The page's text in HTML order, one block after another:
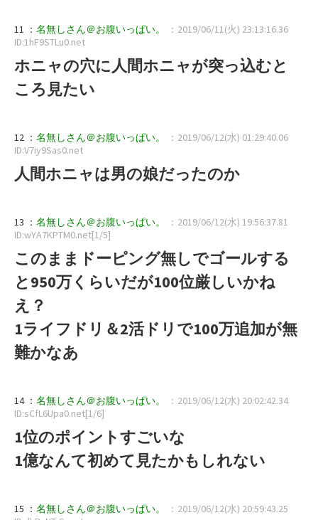
11 ： 名無しさん＠お腹いっぱい。
：2019/06/11(火) 23:13:16.36
ID:1hF9STLu0.net
ホニャの穴に人間ホニャが突っ込むと
ころ見たい
12 ： 名無しさん＠お腹いっぱい。
：2019/06/12(水) 01:29:40.06
ID:V7iy9Sas0.net
人間ホニャは男の娘だったのか
13 ： 名無しさん＠お腹いっぱい。
：2019/06/12(水) 19:56:37.81
ID:wYA7KPTM0.net[1/5]
このままドーピング無しでゴールする
と950万くらいだが100位厳しいかね
え？
1ライフドリ＆2活ドリで100万追加が無
難かなあ
14 ： 名無しさん＠お腹いっぱい。
：2019/06/12(水) 20:02:42.34
ID:sCfL6Upa0.net[1/6]
1位のポイントすごいな
1億なんて初めて見たかもしれない
15 ： 名無しさん＠お腹いっぱい。
：2019/06/12(水) 20:59:43.25